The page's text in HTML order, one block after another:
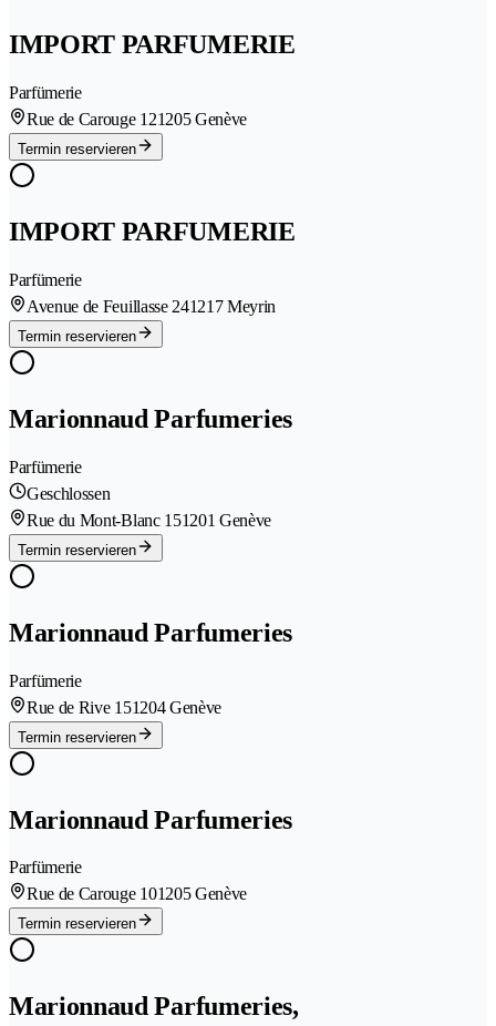
IMPORT PARFUMERIE
Parfümerie
Rue de Carouge 121205 Genève
Termin reservieren
IMPORT PARFUMERIE
Parfümerie
Avenue de Feuillasse 241217 Meyrin
Termin reservieren
Marionnaud Parfumeries
Parfümerie
Geschlossen
Rue du Mont-Blanc 151201 Genève
Termin reservieren
Marionnaud Parfumeries
Parfümerie
Rue de Rive 151204 Genève
Termin reservieren
Marionnaud Parfumeries
Parfümerie
Rue de Carouge 101205 Genève
Termin reservieren
Marionnaud Parfumeries,